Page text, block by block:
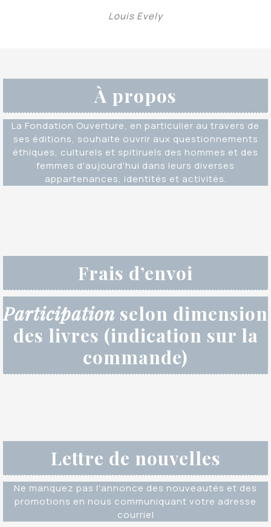
Louis Evely
À propos
La Fondation Ouverture, en particulier au travers de
ses éditions, souhaite ouvrir aux questionnements
éthiques, culturels et spitiruels des hommes et des
femmes d'aujourd'hui dans leurs diverses
appartenances, identités et activités.
Frais d’envoi
Participation selon dimension
des livres (indication sur la
commande)
Lettre de nouvelles
Ne manquez pas l'annonce des nouveautés et des
promotions en nous communiquant votre adresse
courriel